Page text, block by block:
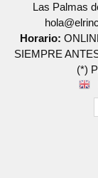
Las Palmas
Horario:
SIEMPRE
(*)